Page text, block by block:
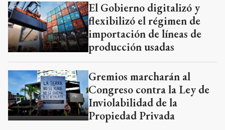
El Gobierno digitalizó y
flexibilizó el régimen de
importación de líneas de
producción usadas
Gremios marcharán al
Congreso contra la Ley de
Inviolabilidad de la
Propiedad Privada